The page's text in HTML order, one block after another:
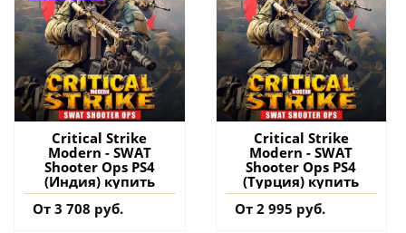
Critical Strike
Modern - SWAT
Shooter Ops PS4
(Индия) купить
От 3 708 руб.
Critical Strike
Modern - SWAT
Shooter Ops PS4
(Турция) купить
От 2 995 руб.